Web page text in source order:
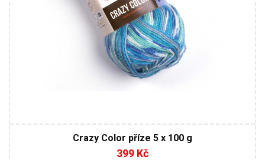
Crazy Color příze 5 x 100 g
399 Kč